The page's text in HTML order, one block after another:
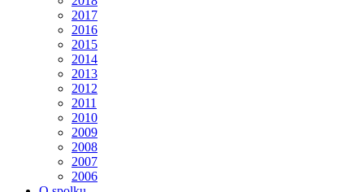
2017
2016
2015
2014
2013
2012
2011
2010
2009
2008
2007
2006